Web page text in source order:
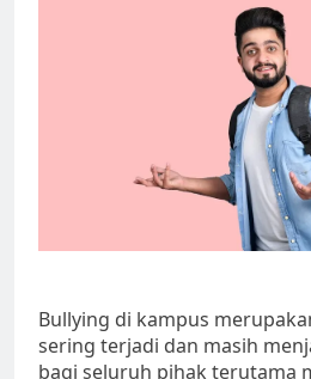
Bullying di kampus
sering terjadi dan masih
bagi seluruh pihak terutama